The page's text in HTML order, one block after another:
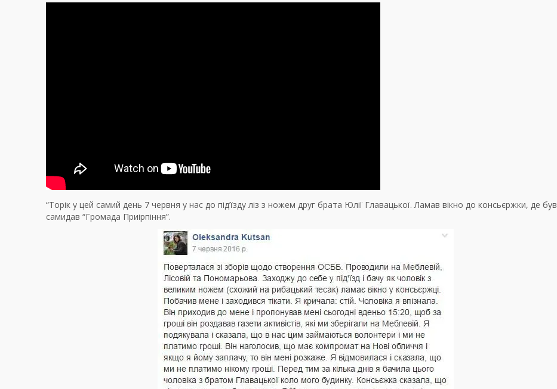
“Торік у цей самий день 7 червня у нас до під’їзду ліз з ножем друг брата Юлії Главацької. Ламав вікно до консьєржки, де був
самидав “Громада Приірпіння”.